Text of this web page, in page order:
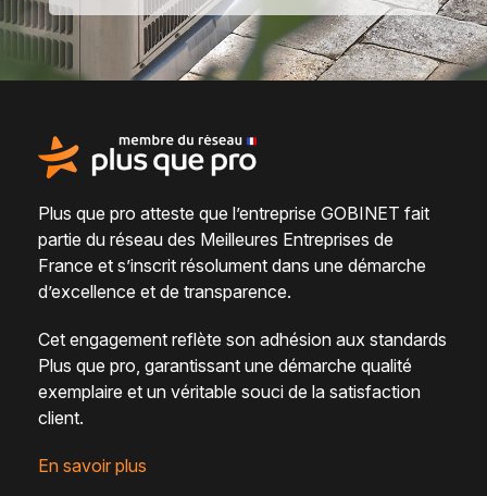
Plus que pro atteste que l’entreprise GOBINET fait
partie du réseau des Meilleures Entreprises de
France et s’inscrit résolument dans une démarche
d’excellence et de transparence.
Cet engagement reflète son adhésion aux standards
Plus que pro, garantissant une démarche qualité
exemplaire et un véritable souci de la satisfaction
client.
En savoir plus